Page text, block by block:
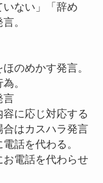
いない」「辞め
。
のめかす発言。
。
言
に応じ対応する
はカスハラ発言
話を代わる。
お電話を代わらせ